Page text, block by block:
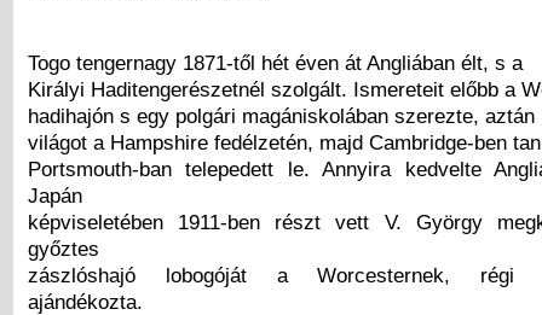
Togo tengernagy 1871-től hét éven át Angliában élt, s a
Királyi Haditengerészetnél szolgált. Ismereteit előbb a
hadihajón s egy polgári magániskolában szerezte,
világot a Hampshire fedélzetén, majd Cambridge-ben
Portsmouth-ban telepedett le. Annyira kedvelte
Japán
képviseletében 1911-ben részt vett V. György
győztes
zászlóshajó lobogóját a Worcesternek, régi
ajándékozta.